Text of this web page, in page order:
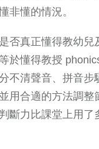
非懂的情況。
否真正懂得教幼兒
於懂得教授
不清聲音、拼音步
用合適的方法調整
斷力比課堂上用了